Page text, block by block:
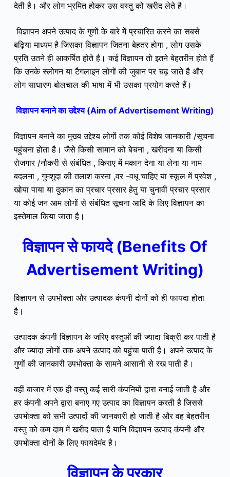
देती है। और लोग भ्रमित होकर उस वस्तु को खरीद लेते है।
विज्ञापन अपने उत्पाद के गुणों के बारे में प्रचारित करने का सबसे
बढ़िया माध्यम है जिसका विज्ञापन जितना बेहतर होगा , लोग उसके
प्रति उतने ही आकर्षित होते है।कई विज्ञापन तो इतने बेहतरीन होते हैं
कि उनके स्लोगन या टैगलाइन लोगों की जुबान पर चढ़ जाते है और
लोग साधारण बोलचाल की भाषा में भी उसका प्रयोग करते हैं।
विज्ञापन बनाने का उद्देश्य (Aim of Advertisement Writing)
विज्ञापन बनाने का मुख्य उद्देश्य लोगों तक कोई विशेष जानकारी /सूचना
पहुंचना होता है। जैसे किसी सामान को बेचना , खरीदना या किसी
रोजगार /नौकरी से संबंधित , किराए में मकान देना या लेना या नाम
बदलना , गुमशुदा की तलाश करना ,वर -वधू चाहिए या स्कूल में प्रवेश ,
खोया पाया या दुकान का प्रचार प्रसार हेतु या चुनावी प्रचार प्रसार
या कोई जन आम लोगों से संबंधित सूचना आदि के लिए विज्ञापन का
इस्तेमाल किया जाता है।
विज्ञापन से फायदे (Benefits Of
Advertisement Writing)
विज्ञापन से उपभोक्ता और उत्पादक कंपनी दोनों को ही फायदा होता
है।
उत्पादक कंपनी विज्ञापन के जरिए वस्तुओं की ज्यादा बिक्री कर पाती है
और ज्यादा लोगों तक अपने उत्पाद को पहुंचा पाती है। अपने उत्पाद के
गुणों की जानकारी उपभोक्ता के सामने आसानी से रख पाती है।
वहीं बाजार में एक ही वस्तु कई सारी कंपनियों द्वारा बनाई जाती है और
हर कंपनी अपने द्वारा बनाए गए उत्पाद का विज्ञापन करती है जिससे
उपभोक्ता को सभी उत्पादों की जानकारी हो जाती है और वह बेहतरीन
वस्तु को कम दाम में खरीद पाता है यानि विज्ञापन उत्पाद कंपनी और
उपभोक्ता दोनों के लिए फायदेमंद है।
विज्ञापन के प्रकार